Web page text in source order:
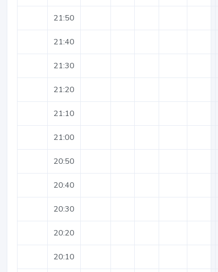
21:50
21:40
21:30
21:20
21:10
21:00
20:50
20:40
20:30
20:20
20:10